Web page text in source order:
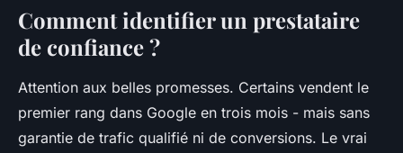
Comment identifier un prestataire
de confiance ?
Attention aux belles promesses. Certains vendent le
premier rang dans Google en trois mois - mais sans
garantie de trafic qualifié ni de conversions. Le vrai